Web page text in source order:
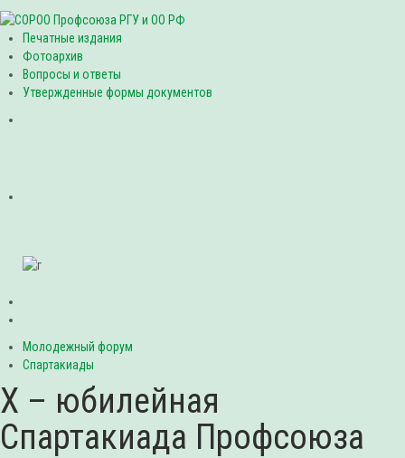
Печатные издания
Фотоархив
Вопросы и ответы
Утвержденные формы документов
Молодежный форум
Спартакиады
X – юбилейная
Спартакиада Профсоюза